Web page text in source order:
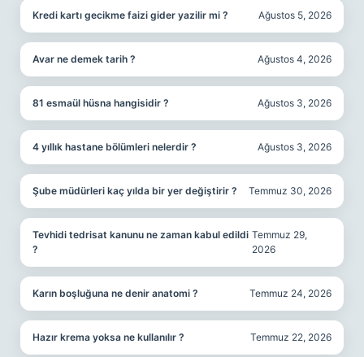
Kredi kartı gecikme faizi gider yazilir mi ? Ağustos 5, 2026
Avar ne demek tarih ? Ağustos 4, 2026
81 esmaül hüsna hangisidir ? Ağustos 3, 2026
4 yıllık hastane bölümleri nelerdir ? Ağustos 3, 2026
Şube müdürleri kaç yılda bir yer değiştirir ? Temmuz 30, 2026
Tevhidi tedrisat kanunu ne zaman kabul edildi
?
Temmuz 29,
2026
Karın boşluğuna ne denir anatomi ? Temmuz 24, 2026
Hazır krema yoksa ne kullanılır ? Temmuz 22, 2026